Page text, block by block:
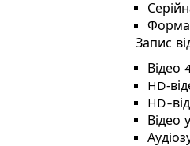
Запис
Відео
HD-
Відео